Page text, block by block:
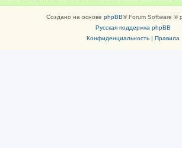
Создано на основе phpBB® Forum Software ©
Русская поддержка phpBB
Конфиденциальность| Правила